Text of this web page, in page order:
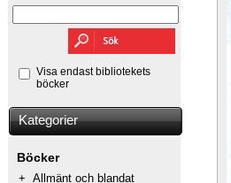
Visa endast bibliotekets
böcker
Kategorier
Böcker
+ Allmänt och blandat